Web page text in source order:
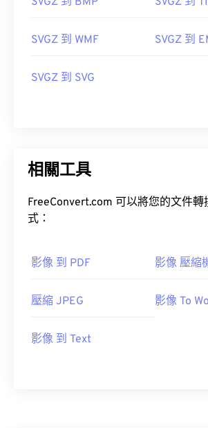
SVGZ 到 WMF SVGZ 到
SVGZ 到 SVG
相關工具
FreeConvert.com 可以將您的文件
式：
影像 到 PDF 影像 壓縮
壓縮 JPEG 影像 To
影像 到 Text